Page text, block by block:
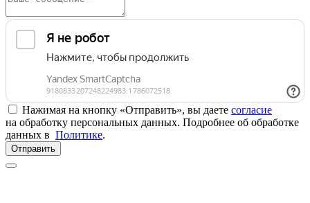
Нажимая на кнопку «Отправить», вы даете согласие
на обработку персональных данных. Подробнее об обработке
данных в Политике.
Отправить